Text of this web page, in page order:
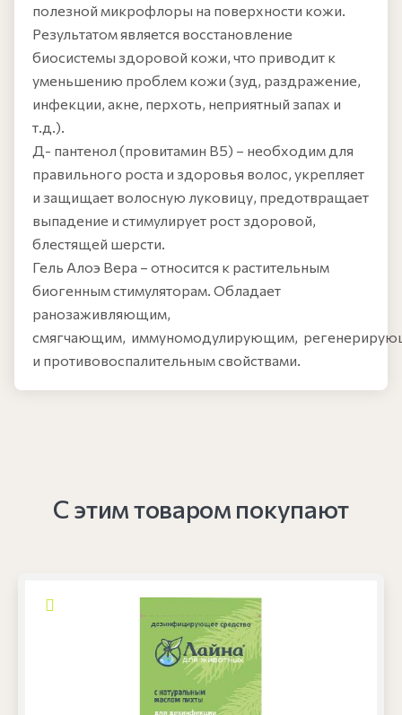
полезной микрофлоры на поверхности кожи.
Результатом является восстановление
биосистемы здоровой кожи, что приводит к
уменьшению проблем кожи (зуд, раздражение,
инфекции, акне, перхоть, неприятный запах и
т.д.).
Д- пантенол (провитамин В5) – необходим для
правильного роста и здоровья волос, укрепляет
и защищает волосную луковицу, предотвращает
выпадение и стимулирует рост здоровой,
блестящей шерсти.
Гель Алоэ Вера – относится к растительным
биогенным стимуляторам. Обладает
ранозаживляющим,
смягчающим, иммуномодулирующим,
и противовоспалительным свойствами.
С этим товаром покупают